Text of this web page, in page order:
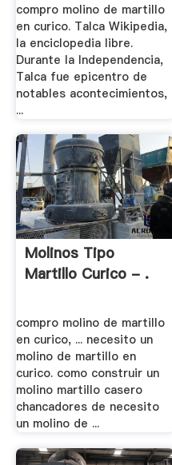
compro molino de martillo
en curico. Talca Wikipedia,
la enciclopedia libre.
Durante la Independencia,
Talca fue epicentro de
notables acontecimientos,
...
Molinos Tipo
Martillo Curico - .
compro molino de martillo
en curico, ... necesito un
molino de martillo en
curico. como construir un
molino martillo casero
chancadores de necesito
un molino de ...